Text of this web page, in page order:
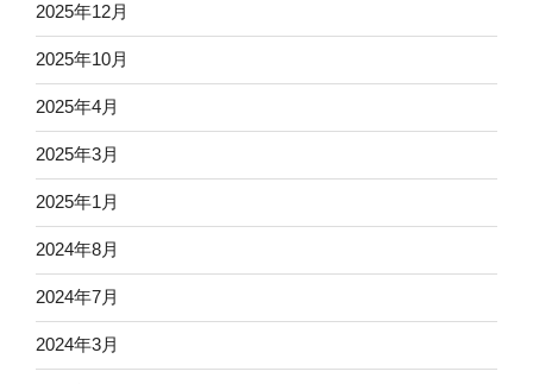
2025年12月
2025年10月
2025年4月
2025年3月
2025年1月
2024年8月
2024年7月
2024年3月